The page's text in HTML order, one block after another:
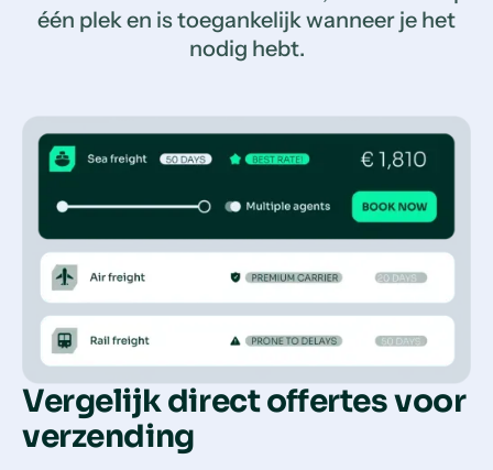
één plek en is toegankelijk wanneer je het
nodig hebt.
Vergelijk direct offertes voor
verzending